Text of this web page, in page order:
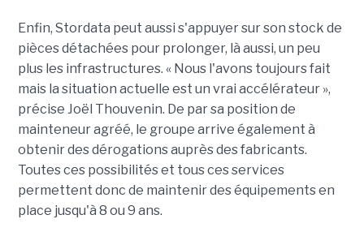
Enfin, Stordata peut aussi s'appuyer sur son stock de
pièces détachées pour prolonger, là aussi, un peu
plus les infrastructures. « Nous l'avons toujours fait
mais la situation actuelle est un vrai accélérateur »,
précise Joël Thouvenin. De par sa position de
mainteneur agréé, le groupe arrive également à
obtenir des dérogations auprès des fabricants.
Toutes ces possibilités et tous ces services
permettent donc de maintenir des équipements en
place jusqu'à 8 ou 9 ans.